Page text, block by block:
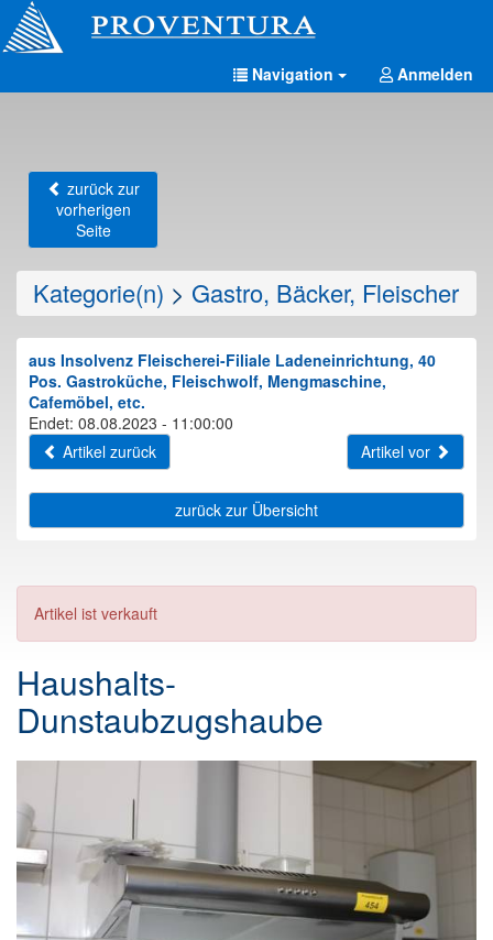
Navigation Anmelden
zurück zur
vorherigen
Seite
Kategorie(n) > Gastro, Bäcker, Fleischer
aus Insolvenz Fleischerei-Filiale Ladeneinrichtung, 40
Pos. Gastroküche, Fleischwolf, Mengmaschine,
Cafemöbel, etc.
Endet: 08.08.2023 - 11:00:00
Artikel zurück
Artikel vor
zurück zur Übersicht
Artikel ist verkauft
Haushalts-
Dunstaubzugshaube